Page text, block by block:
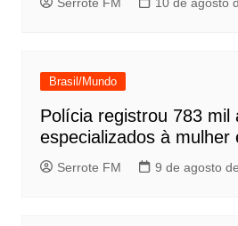
Brasil/Mundo
Polícia registrou 783 mil
especializados à mulher
Serrote FM 9 de agosto